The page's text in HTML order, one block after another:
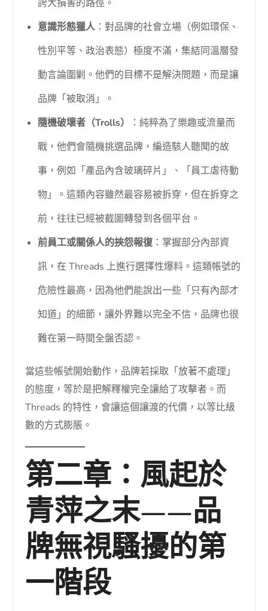
誇大損害的路徑。
意識形態獵人 ：對品牌的社會立場（例如環保、
性別平等、政治表態）極度不滿，集結同溫層發
動言論圍剿。他們的目標不是解決問題，而是讓
品牌「被取消」。
隨機破壞者（Trolls）
：純粹為了樂趣或流量而
戰，他們會隨機挑選品牌，編造駭人聽聞的故
事，例如「產品內含玻璃碎片」、「員工虐待動
物」。這類內容雖然最容易被拆穿，但在拆穿之
前，往往已經被截圖轉發到各個平台。
前員工或關係人的挾怨報復 ：掌握部分內部資
訊，在 Threads 上進行選擇性爆料。這類帳號的
危險性最高，因為他們能說出一些「只有內部才
知道」的細節，讓外界難以完全不信，品牌也很
難在第一時間全盤否認。
當這些帳號開始動作，品牌若採取「放著不處理」
的態度，等於是把解釋權完全讓給了攻擊者。而
Threads 的特性，會讓這個讓渡的代價，以等比級
數的方式膨脹。
第二章：風起於
青萍之末——品
牌無視騷擾的第
一階段